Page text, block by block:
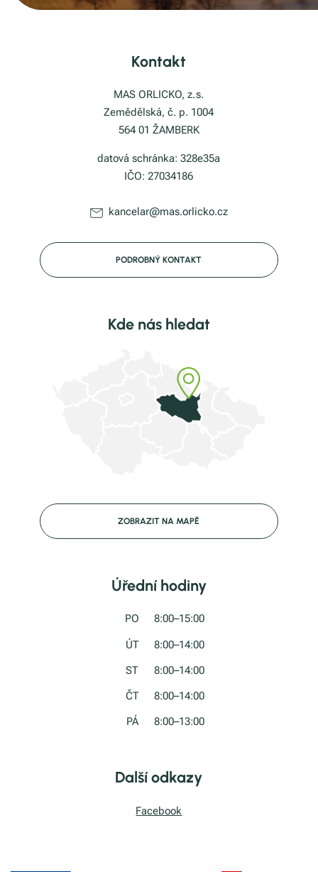
Kontakt
MAS ORLICKO, z. s.
Zemědělská, č. p. 1004
564 01 ŽAMBERK
datová schránka: 328e35a
IČO: 27034186
kancelar@mas.orlicko.cz
PODROBNÝ KONTAKT
Kde nás hledat
ZOBRAZIT NA MAPĚ
Úřední hodiny
PO 8:00–15:00
ÚT 8:00–14:00
ST 8:00–14:00
ČT 8:00–14:00
PÁ 8:00–13:00
Další odkazy
Facebook